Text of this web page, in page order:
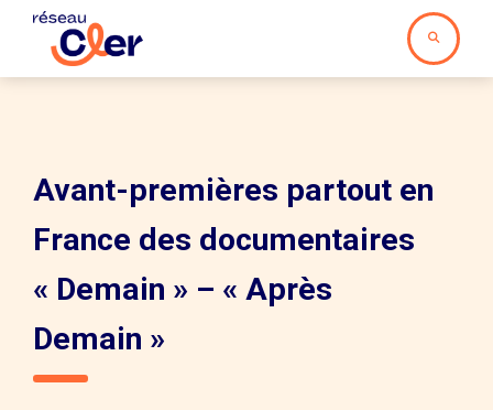
Avant-premières partout en
France des documentaires
« Demain » – « Après
Demain »